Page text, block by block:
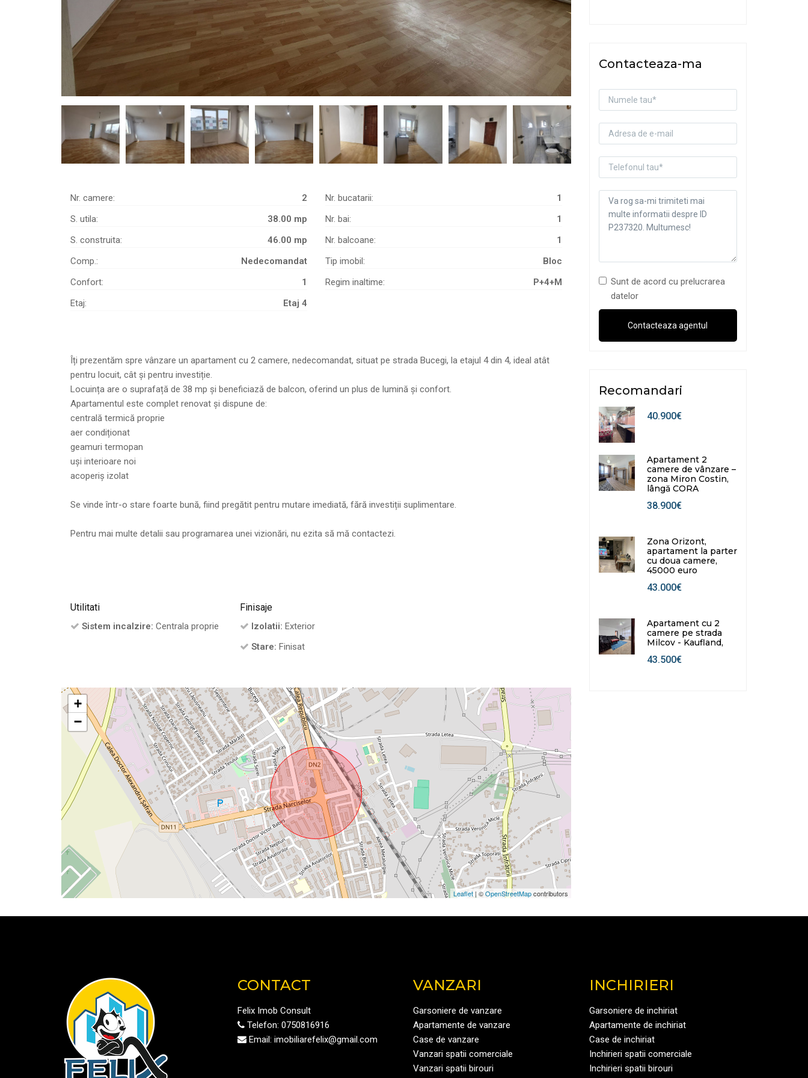
Nr. camere:
2
S. utila:
38.00 mp
S. construita:
46.00 mp
Comp.:
Nedecomandat
Confort:
1
Etaj:
Etaj 4
Nr. bucatarii:
1
Nr. bai:
1
Nr. balcoane:
1
Tip imobil:
Bloc
Regim inaltime:
P+4+M
Îți prezentăm spre vânzare un apartament cu 2 camere, nedecomandat, situat pe strada Bucegi, la etajul 4 din 4, ideal atât
pentru locuit, cât și pentru investiție.
Locuința are o suprafață de 38 mp și beneficiază de balcon, oferind un plus de lumină și confort.
Apartamentul este complet renovat și dispune de:
centrală termică proprie
aer condiționat
geamuri termopan
uși interioare noi
acoperiș izolat
Se vinde într-o stare foarte bună, fiind pregătit pentru mutare imediată, fără investiții suplimentare.
Pentru mai multe detalii sau programarea unei vizionări, nu ezita să mă contactezi.
Utilitati
Sistem incalzire: Centrala proprie
Finisaje
Izolatii: Exterior
Stare: Finisat
+
−
Leaflet| ©OpenStreetMapcontributors
Contacteaza-ma
Sunt de acord cu prelucrarea
datelor
Recomandari
40.900€
Apartament 2
camere de vânzare –
zona Miron Costin,
lângă CORA
38.900€
Zona Orizont,
apartament la parter
cu doua camere,
45000 euro
43.000€
Apartament cu 2
camere pe strada
Milcov - Kaufland,
43.500€
CONTACT
Felix Imob Consult
Telefon: 0750816916
Email: imobiliarefelix@gmail.com
VANZARI
Garsoniere de vanzare
Apartamente de vanzare
Case de vanzare
Vanzari spatii comerciale
Vanzari spatii birouri
INCHIRIERI
Garsoniere de inchiriat
Apartamente de inchiriat
Case de inchiriat
Inchirieri spatii comerciale
Inchirieri spatii birouri